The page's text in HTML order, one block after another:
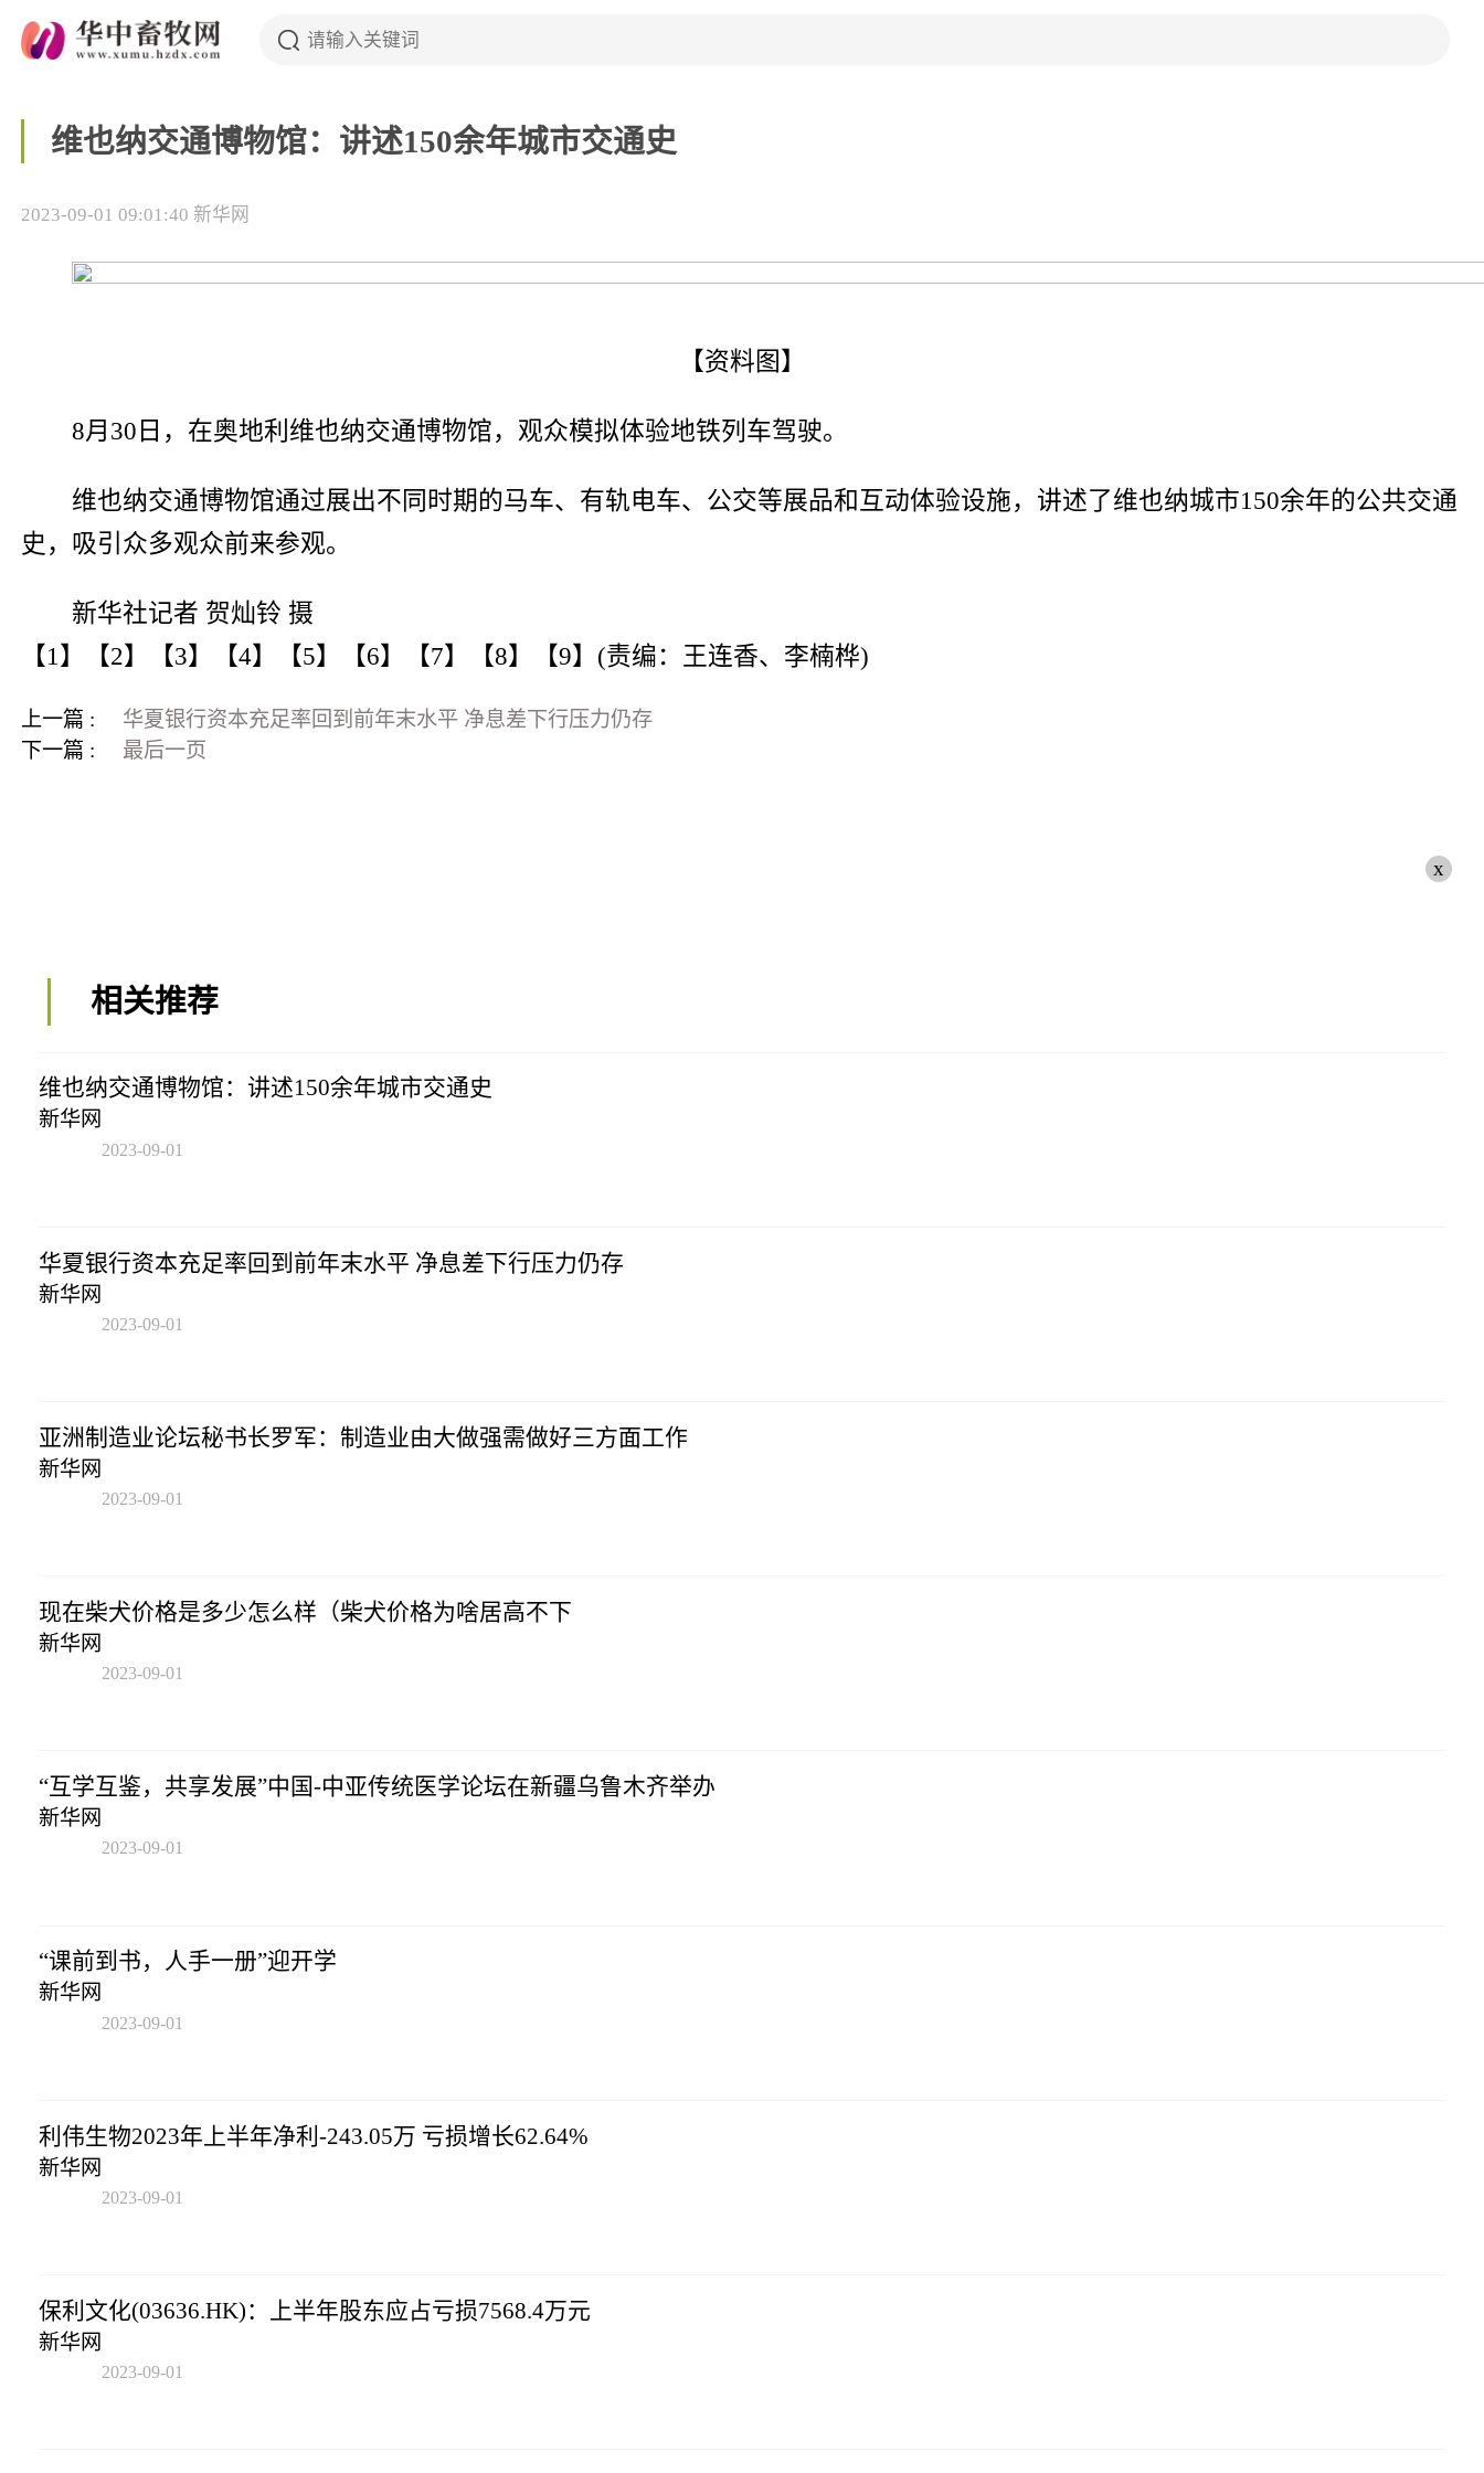
维也纳交通博物馆：讲述150余年城市交通史
2023-09-01 09:01:40 新华网
【资料图】
8月30日，在奥地利维也纳交通博物馆，观众模拟体验地铁列车驾驶。
维也纳交通博物馆通过展出不同时期的马车、有轨电车、公交等展品和互动体验设施，讲述了维也纳城市150余年的公共交通
史，吸引众多观众前来参观。
新华社记者 贺灿铃 摄
【1】【2】【3】【4】【5】【6】【7】【8】【9】(责编：王连香、李楠桦)
上一篇 :
华夏银行资本充足率回到前年末水平 净息差下行压力仍存
下一篇 :
最后一页
x
相关推荐
维也纳交通博物馆：讲述150余年城市交通史
新华网
2023-09-01
华夏银行资本充足率回到前年末水平 净息差下行压力仍存
新华网
2023-09-01
亚洲制造业论坛秘书长罗军：制造业由大做强需做好三方面工作
新华网
2023-09-01
现在柴犬价格是多少怎么样（柴犬价格为啥居高不下
新华网
2023-09-01
“互学互鉴，共享发展”中国-中亚传统医学论坛在新疆乌鲁木齐举办
新华网
2023-09-01
“课前到书，人手一册”迎开学
新华网
2023-09-01
利伟生物2023年上半年净利-243.05万 亏损增长62.64%
新华网
2023-09-01
保利文化(03636.HK)：上半年股东应占亏损7568.4万元
新华网
2023-09-01